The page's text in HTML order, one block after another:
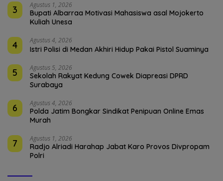
3 Agustus 1, 2026
Bupati Albarraa Motivasi Mahasiswa asal Mojokerto
Kuliah Unesa
4 Agustus 4, 2026
Istri Polisi di Medan Akhiri Hidup Pakai Pistol Suaminya
5 Agustus 5, 2026
Sekolah Rakyat Kedung Cowek Diapreasi DPRD
Surabaya
6 Agustus 4, 2026
Polda Jatim Bongkar Sindikat Penipuan Online Emas
Murah
7 Agustus 1, 2026
Radjo Alriadi Harahap Jabat Karo Provos Divpropam
Polri